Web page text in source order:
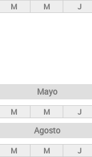
M M J
Mayo
M M J
Agosto
M M J